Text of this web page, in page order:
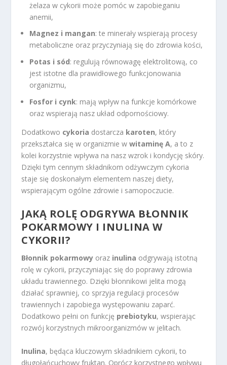
żelaza w cykorii może pomóc w zapobieganiu
anemii,
Magnez i mangan: te minerały wspierają procesy
metaboliczne oraz przyczyniają się do zdrowia kości,
Potas i sód: regulują równowagę elektrolitową, co
jest istotne dla prawidłowego funkcjonowania
organizmu,
Fosfor i cynk: mają wpływ na funkcje komórkowe
oraz wspierają nasz układ odpornościowy.
Dodatkowo cykoria dostarcza karoten, który
przekształca się w organizmie wwitaminę A, a to z
kolei korzystnie wpływa na nasz wzrok i kondycję skóry.
Dzięki tym cennym składnikom odżywczym cykoria
staje się doskonałym elementem naszej diety,
wspierającym ogólne zdrowie i samopoczucie.
JAKĄ ROLĘ ODGRYWA BŁONNIK
POKARMOWY I INULINA W
CYKORII?
Błonnik pokarmowy oraz inulina odgrywają istotną
rolę w cykorii, przyczyniając się do poprawy zdrowia
układu trawiennego. Dzięki błonnikowi jelita mogą
działać sprawniej, co sprzyja regulacji procesów
trawiennych i zapobiega występowaniu zaparć.
Dodatkowo pełni on funkcję prebiotyku, wspierając
rozwój korzystnych mikroorganizmów w jelitach.
Inulina, będąca kluczowym składnikiem cykorii, to
długołańcuchowy fruktan. Oprócz korzystnego wpływu